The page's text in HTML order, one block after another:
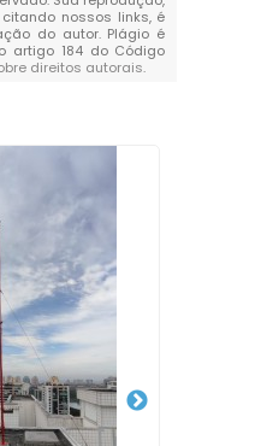
nossos links, é
do autor. Plágio é
artigo 184 do Código
direitos autorais.